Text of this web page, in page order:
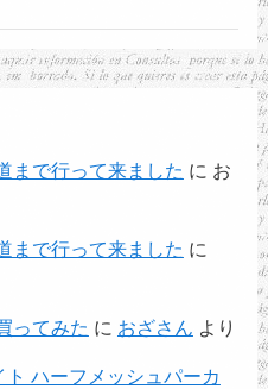
まで行って来ました に お
まで行って来ました に
ってみた に おざさん より
ハーフメッシュパーカ